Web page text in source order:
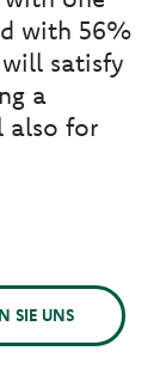
with 56%
satisfy
a
also for
SIE UNS